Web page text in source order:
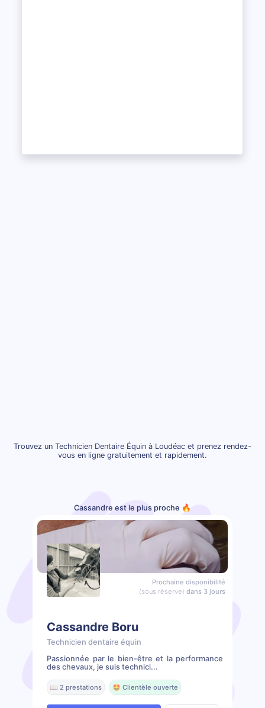
Trouvez un Technicien Dentaire Équin à Loudéac et prenez rendez-
vous en ligne gratuitement et rapidement.
Cassandre est le plus proche 🔥
Prochaine disponibilité
(sous réserve) dans 3 jours
Cassandre Boru
Technicien dentaire équin
Passionnée par le bien-être et la performance
des chevaux, je suis technici...
📖 2 prestations 🤩 Clientèle ouverte